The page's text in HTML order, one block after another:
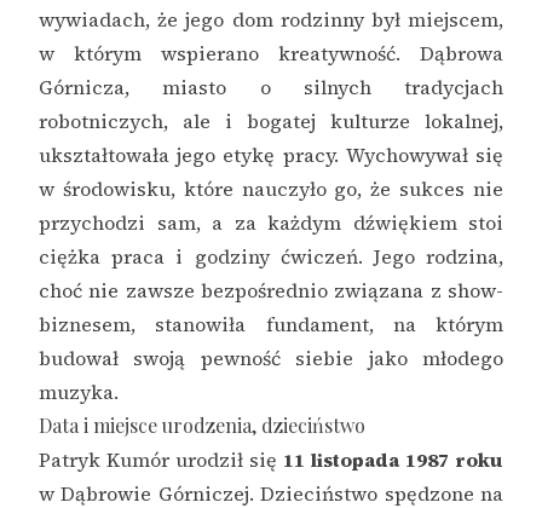
wywiadach, że jego dom rodzinny był miejscem,
w którym wspierano kreatywność. Dąbrowa
Górnicza, miasto o silnych tradycjach
robotniczych, ale i bogatej kulturze lokalnej,
ukształtowała jego etykę pracy. Wychowywał się
w środowisku, które nauczyło go, że sukces nie
przychodzi sam, a za każdym dźwiękiem stoi
ciężka praca i godziny ćwiczeń. Jego rodzina,
choć nie zawsze bezpośrednio związana z show-
biznesem, stanowiła fundament, na którym
budował swoją pewność siebie jako młodego
muzyka.
Data i miejsce urodzenia, dzieciństwo
Patryk Kumór urodził się 11 listopada 1987 roku
w Dąbrowie Górniczej. Dzieciństwo spędzone na